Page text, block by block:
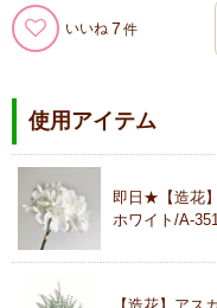
いいね 7
使用アイテム
即日★【造花
ホワイト/A-